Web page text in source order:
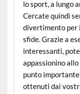
lo sport, a lungo
Cercate quindi
divertimento per
sfide. Grazie a
interessanti,
appassionino
punto
ottenuti dai